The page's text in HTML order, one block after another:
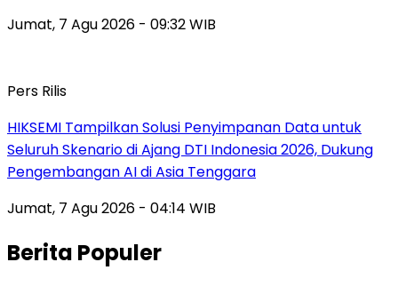
Jumat, 7 Agu 2026 - 09:32 WIB
Pers Rilis
HIKSEMI Tampilkan Solusi Penyimpanan Data untuk
Seluruh Skenario di Ajang DTI Indonesia 2026, Dukung
Pengembangan AI di Asia Tenggara
Jumat, 7 Agu 2026 - 04:14 WIB
Berita Populer